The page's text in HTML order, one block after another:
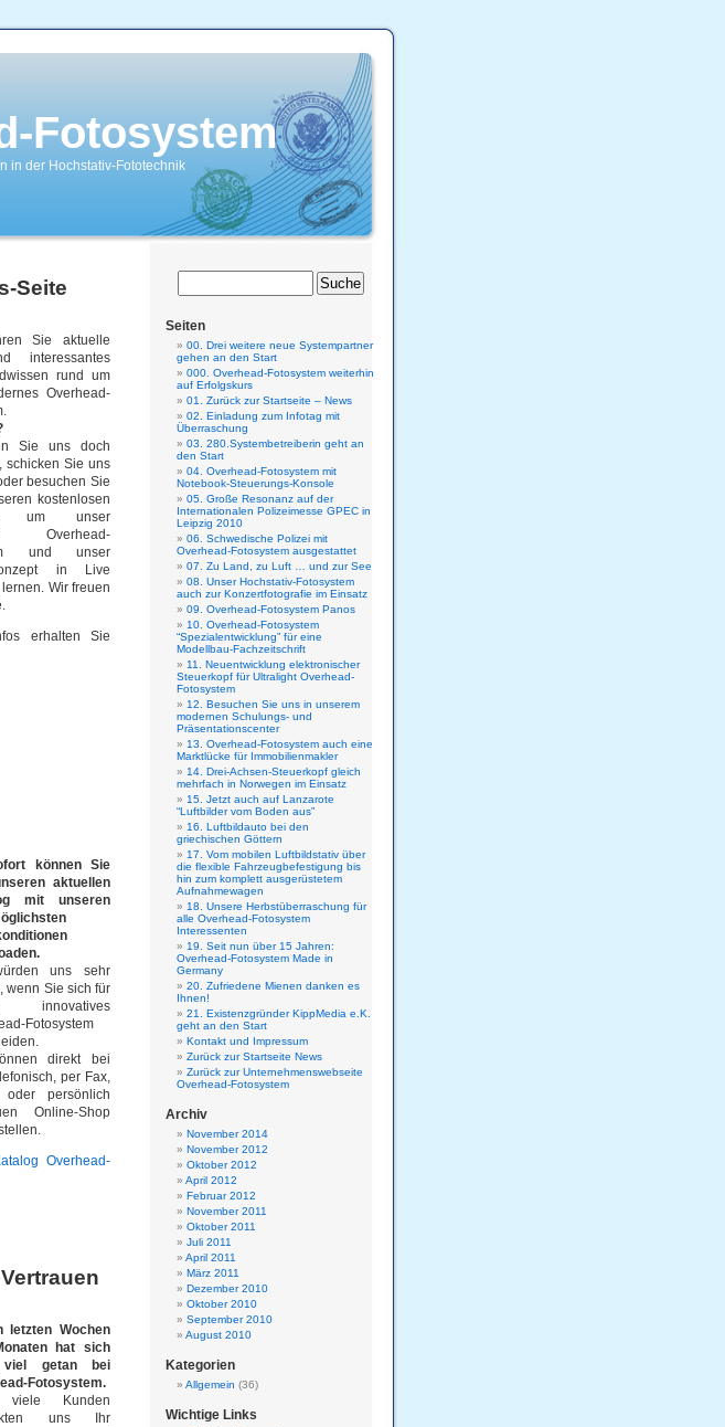
Fotosystem
in der Hochstativ-Fototechnik
Seite
Sie aktuelle
interessantes
rund um
Overhead-
Sie uns doch
schicken Sie uns
besuchen Sie
kostenlosen
um unser
Overhead-
und unser
in Live
Wir freuen
erhalten Sie
können Sie
aktuellen
mit unseren
uns sehr
wenn Sie sich für
innovatives
Fotosystem
direkt bei
per Fax,
oder persönlich
Online-Shop
Overhead-
letzten Wochen
hat sich
getan bei
Fotosystem.
viele Kunden
uns Ihr
Seiten
00. Drei weitere neue Systempartner
gehen an den Start
000. Overhead-Fotosystem weiterhin
auf Erfolgskurs
01. Zurück zur Startseite – News
02. Einladung zum Infotag mit
Überraschung
03. 280.Systembetreiberin geht an
den Start
04. Overhead-Fotosystem mit
Notebook-Steuerungs-Konsole
05. Große Resonanz auf der
Internationalen Polizeimesse GPEC in
Leipzig 2010
06. Schwedische Polizei mit
Overhead-Fotosystem ausgestattet
07. Zu Land, zu Luft … und zur See
08. Unser Hochstativ-Fotosystem
auch zur Konzertfotografie im Einsatz
09. Overhead-Fotosystem Panos
10. Overhead-Fotosystem
“Spezialentwicklung” für eine
Modellbau-Fachzeitschrift
11. Neuentwicklung elektronischer
Steuerkopf für Ultralight Overhead-
Fotosystem
12. Besuchen Sie uns in unserem
modernen Schulungs- und
Präsentationscenter
13. Overhead-Fotosystem auch eine
Marktlücke für Immobilienmakler
14. Drei-Achsen-Steuerkopf gleich
mehrfach in Norwegen im Einsatz
15. Jetzt auch auf Lanzarote
“Luftbilder vom Boden aus”
16. Luftbildauto bei den
griechischen Göttern
17. Vom mobilen Luftbildstativ über
die flexible Fahrzeugbefestigung bis
hin zum komplett ausgerüstetem
Aufnahmewagen
18. Unsere Herbstüberraschung für
alle Overhead-Fotosystem
Interessenten
19. Seit nun über 15 Jahren:
Overhead-Fotosystem Made in
Germany
20. Zufriedene Mienen danken es
Ihnen!
21. Existenzgründer KippMedia e.K.
geht an den Start
Kontakt und Impressum
Zurück zur Startseite News
Zurück zur Unternehmenswebseite
Overhead-Fotosystem
Archiv
November 2014
November 2012
Oktober 2012
April 2012
Februar 2012
November 2011
Oktober 2011
Juli 2011
April 2011
März 2011
Dezember 2010
Oktober 2010
September 2010
August 2010
Kategorien
Allgemein (36)
Wichtige Links